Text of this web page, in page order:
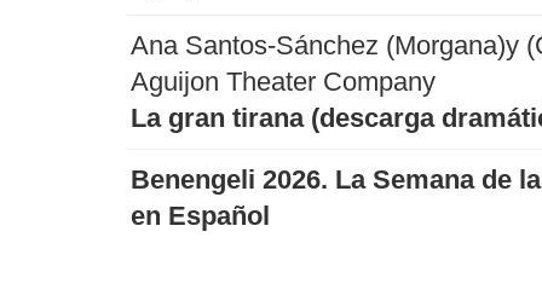
Ana Santos-Sánchez (Morgana)y
Aguijon Theater Company
La gran tirana (descarga
Benengeli 2026. La Semana de
en Español